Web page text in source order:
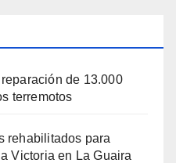
de 13.000
terremotos
rehabilitados para
Victoria en La Guaira